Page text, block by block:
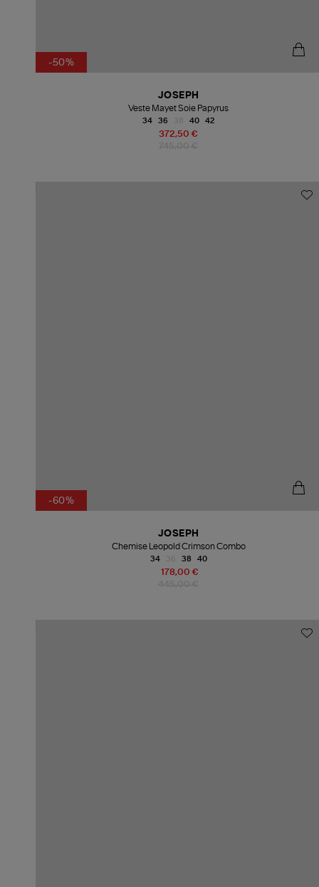
-50%
372,50 €
JOSEPH
Veste Mayet Soie Papyrus
34 36 40 42
-60%
178,00 €
JOSEPH
Chemise Leopold Crimson Combo
34 38 40